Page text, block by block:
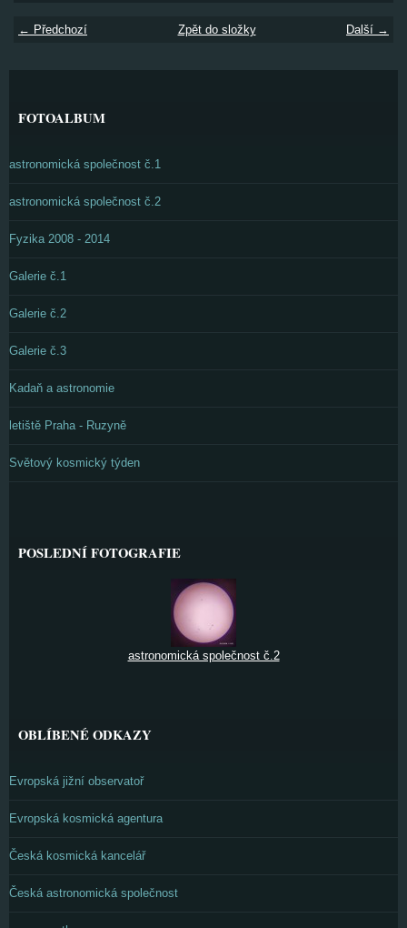
← Předchozí Další →
Zpět do složky
FOTOALBUM
astronomická společnost č.1
astronomická společnost č.2
Fyzika 2008 - 2014
Galerie č.1
Galerie č.2
Galerie č.3
Kadaň a astronomie
letiště Praha - Ruzyně
Světový kosmický týden
POSLEDNÍ FOTOGRAFIE
astronomická společnost č.2
OBLÍBENÉ ODKAZY
Evropská jižní observatoř
Evropská kosmická agentura
Česká kosmická kancelář
Česká astronomická společnost